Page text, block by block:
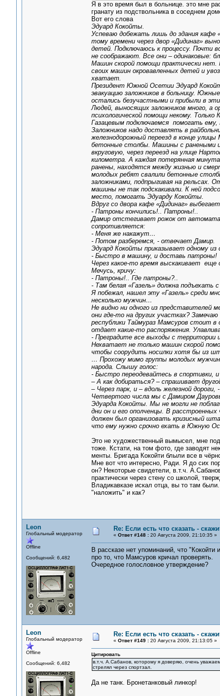
Я в это время был в больнице. это мне
гранату из подствольника в соседнем
Вот его слова
Эдуард Кокойты.
Успеваю добежать лишь до здания кафе
тому времени через двор «Дидинаг»
детей. Подключаюсь к процессу. Почти
не соображают. Все они – одинаковые:
Машин скорой помощи практически нет.
своих машин окровавленных детей и
хватает.
Президент Южной Осетии Эдуард
эвакуацию заложников в больницу.
остались безучастными и прибыли в
Людей, выносящих заложников много, а
психологической помощи некому.
Газацевым подключаемся помогать
Заложников надо доставлять в
железнодорожный переезд в конце
бетонные столбы. Машины с ранеными
вкруговую, через переезд на улице
километра. А каждая потерянная
ранены, находятся между жизнью и
молодых ребят свалили бетонные
заложниками, подпрыгивая на рельсах.
машины не так подскакивали. К ней
место, помогать Эдуарду Кокойты.
Вдруг со двора кафе «Дидинаг»
- Патроны кончились!.. Патроны!..
Дамир отстегивает рожок от автомата
сопротивляется:
- Меня же накажут…
- Потом разберемся, - отвечает Дамир.
Эдуард Кокойты приказывает одному из
- Быстро в машину, и доставь патроны!
Через какое-то время выскакивает
Мечусь, кричу:
- Патроны!.. Где патроны?..
- Там белая «Газель» должна подъехать
Я побежал, нашел эту «Газель» среди
несколько мужчин…
Не видно ни одного из представителей
они где-то на других участках?
республики Таймураз Мамсуров стоит в
отдает какие-то распоряжения.
- Преградите все выходы с
Нехватает не только машин скорой
чтобы соорудить носилки хотя бы из
… Прохожу мимо группы молодых
народа. Слышу голос:
- Быстро переодевайтесь в спортивки,
– А как добираться? – спрашивает
– Через парк, и – вдоль железной
Четвертого числа мы с Дамиром
Эдуарда Кокойты. Мы не могли не
дни он и его ополченцы. В
должен был организовать кризисный
что ему нужно срочно ехать в Южную
Это не художественный вымысел, мне
тоже. Кстати, на том фото, где заводят
менты. Бригада Кокойти блыли все в
Мне вот что интересно, Ради. Я до сих
он? Некоторые свидетели, в.т.ч.
практически через стену со школой,
Владикавказе искал отца, вы то там
"наложить" и как?
Leon
Глобальный модератор
Offline
Сообщений: 6,482
Re: Если есть что сказать -
« Ответ #148 :20 Августа 2009, 21:10:35 »
В рассказе нет упоминаний, что
про то, что Мамсуров кричал проверять.
Очередное голословное утверждение?
Leon
Глобальный модератор
Offline
Сообщений: 6,482
Re: Если есть что сказать -
« Ответ #149 :20 Августа 2009, 21:13:05 »
Цитировать
в.т.ч. А.Сабанов, которому я доверяю, очень
стрелял через спортзал.
Да не танк. Бронетанковый линкор!